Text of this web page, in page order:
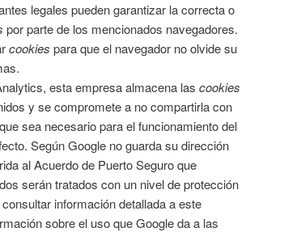
legales pueden garantizar la correcta o
por parte de los mencionados navegadores.
cookies para que el navegador no olvide su
esta empresa almacena lascookies
y se compromete a no compartirla con
sea necesario para el funcionamiento del
Según Google no guarda su dirección
al Acuerdo de Puerto Seguro que
serán tratados con un nivel de protección
información detallada a este
sobre el uso que Google da a las